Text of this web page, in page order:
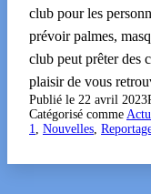
club pour les
prévoir palmes,
club peut prêter des
plaisir de vous
Publié le 22 avril 2023
Catégorisé comme
1, Nouvelles,